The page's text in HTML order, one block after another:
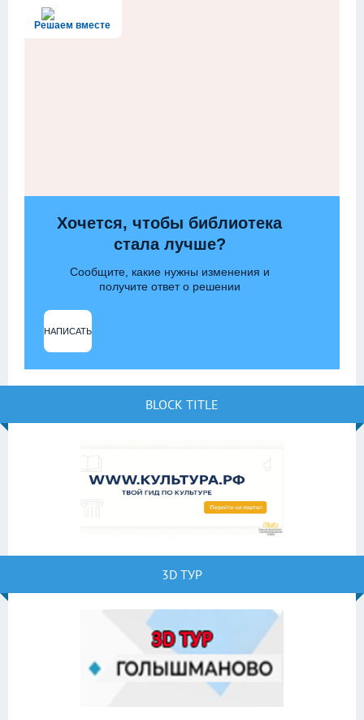
Решаем вместе
Хочется, чтобы библиотека
стала лучше?
Сообщите, какие нужны изменения и
получите ответ о решении
НАПИСАТЬ
BLOCK TITLE
3D ТУР